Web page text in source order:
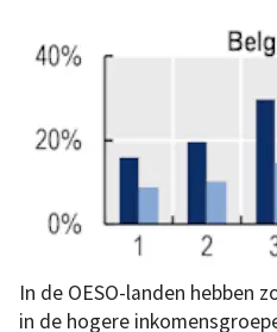
In de OESO-landen hebben
in de hogere